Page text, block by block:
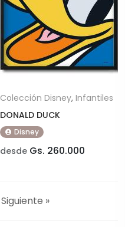
Colección Disney, Infantiles
DONALD DUCK
Disney
desde Gs. 260.000
Siguiente »